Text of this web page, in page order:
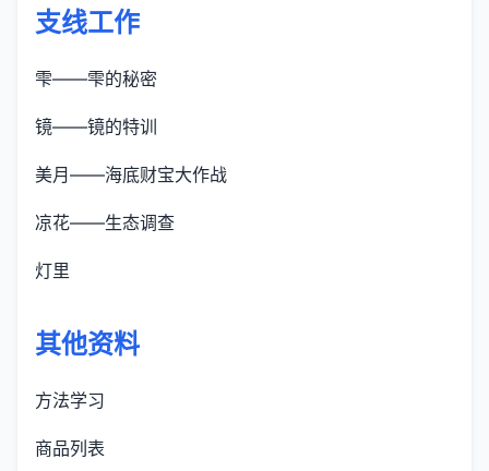
支线工作
雫——雫的秘密
镜——镜的特训
美月——海底财宝大作战
凉花——生态调查
灯里
其他资料
方法学习
商品列表